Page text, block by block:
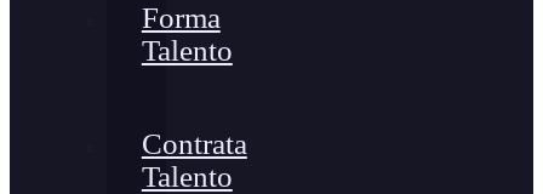
Forma
Talento
Contrata
Talento